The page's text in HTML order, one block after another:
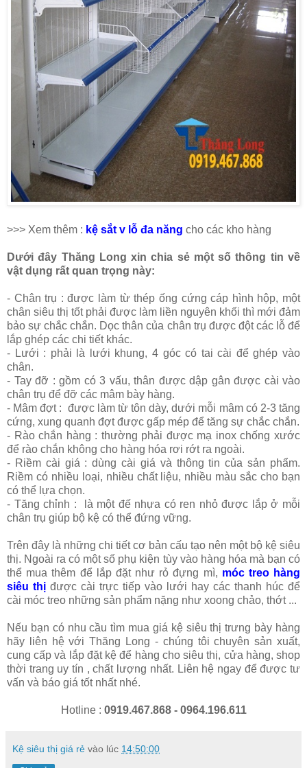
>>> Xem thêm : kệ sắt v lỗ đa năng cho các kho hàng
Dưới đây Thăng Long xin chia sẻ một số thông tin về
vật dụng rất quan trọng này:
- Chân trụ : được làm từ thép ống cứng cáp hình hộp, một
chân siêu thị tốt phải được làm liền nguyên khối thì mới đảm
bảo sự chắc chắn. Dọc thân của chân trụ được đột các lỗ để
lắp ghép các chi tiết khác.
- Lưới : phải là lưới khung, 4 góc có tai cài để ghép vào
chân.
- Tay đỡ : gồm có 3 vấu, thân được dập gân được cài vào
chân trụ để đỡ các mâm bày hàng.
- Mâm đợt : được làm từ tôn dày, dưới mỗi mâm có 2-3 tăng
cứng, xung quanh đợt được gấp mép để tăng sự chắc chắn.
- Rào chắn hàng : thường phải được mạ inox chống xước
để rào chắn không cho hàng hóa rơi rớt ra ngoài.
- Riềm cài giá : dùng cài giá và thông tin của sản phẩm.
Riềm có nhiều loại, nhiều chất liệu, nhiều màu sắc cho bạn
có thể lựa chọn.
- Tăng chỉnh : là một đế nhựa có ren nhỏ được lắp ở mỗi
chân trụ giúp bộ kệ có thể đứng vững.
Trên đây là những chi tiết cơ bản cấu tạo nên một bộ kệ siêu
thị. Ngoài ra có một số phụ kiện tùy vào hàng hóa mà bạn có
thể mua thêm để lắp đặt như rỏ đựng mì, móc treo hàng
siêu thị được cài trực tiếp vào lưới hay các thanh húc để
cài móc treo những sản phẩm nặng như xoong chảo, thớt ...
Nếu bạn có nhu cầu tìm mua giá kệ siêu thị trưng bày hàng
hãy liên hệ với Thăng Long - chúng tôi chuyên sản xuất,
cung cấp và lắp đặt kệ để hàng cho siêu thị, cửa hàng, shop
thời trang uy tín , chất lượng nhất. Liên hệ ngay để được tư
vấn và báo giá tốt nhất nhé.
Hotline : 0919.467.868 - 0964.196.611
Kệ siêu thị giá rẻ vào lúc 14:50:00